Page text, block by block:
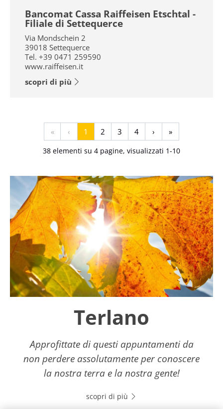
Bancomat Cassa Raiffeisen Etschtal -
Filiale di Settequerce
Via Mondschein 2
39018 Settequerce
Tel. +39 0471 259590
www.raiffeisen.it
scopri di più
« ‹ 1 2 3 4 › »
38 elementi su 4 pagine, visualizzati 1-10
Terlano
Approfittate di questi appuntamenti da
non perdere assolutamente per conoscere
la nostra terra e la nostra gente!
scopri di più